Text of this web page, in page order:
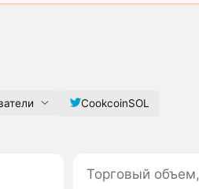
CookcoinSOL
Торговый